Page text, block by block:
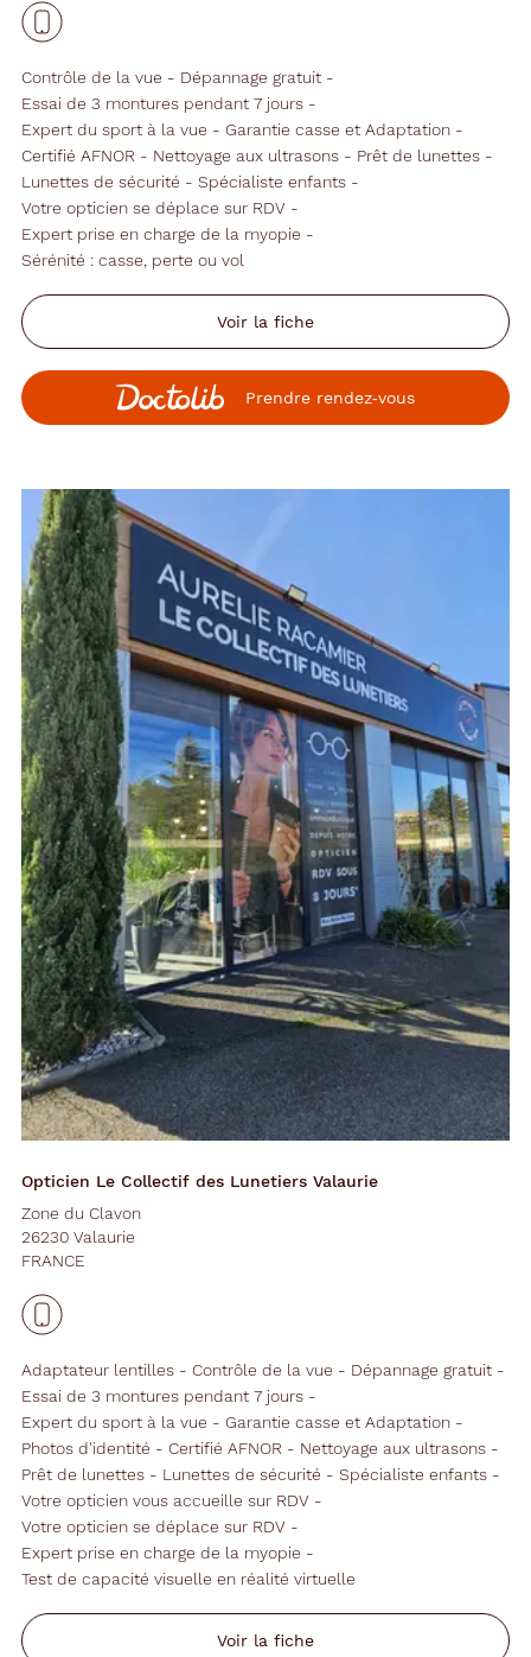
Contrôle de la vue
Dépannage gratuit
Essai de 3 montures pendant 7 jours
Expert du sport à la vue
Garantie casse et Adaptation
Certifié AFNOR
Nettoyage aux ultrasons
Prêt de lunettes
Lunettes de sécurité
Spécialiste enfants
Votre opticien se déplace sur RDV
Expert prise en charge de la myopie
Sérénité : casse, perte ou vol
Voir la fiche
Prendre rendez‑vous
Opticien Le Collectif des Lunetiers Valaurie
Zone du Clavon
26230 Valaurie
FRANCE
Adaptateur lentilles Contrôle de la vue
Dépannage gratuit
Essai de 3 montures pendant 7 jours
Expert du sport à la vue
Garantie casse et Adaptation
Photos d'identité
Certifié AFNOR
Nettoyage aux ultrasons
Prêt de lunettes
Lunettes de sécurité
Spécialiste enfants
Votre opticien vous accueille sur RDV
Votre opticien se déplace sur RDV
Expert prise en charge de la myopie
Test de capacité visuelle en réalité virtuelle
Voir la fiche